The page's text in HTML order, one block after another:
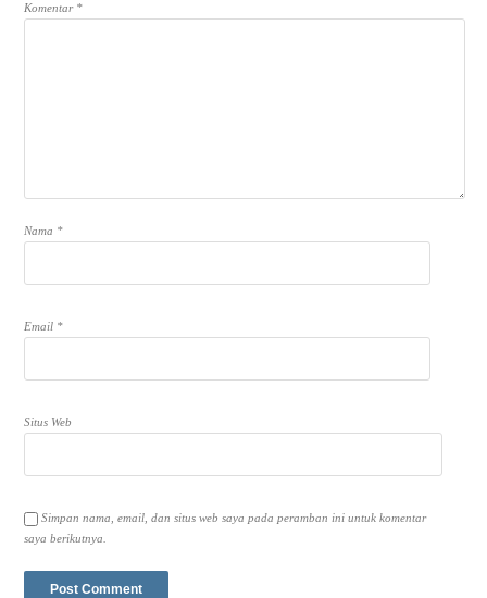
Komentar *
Nama *
Email *
Situs Web
Simpan nama, email, dan situs web saya pada peramban ini untuk komentar
saya berikutnya.